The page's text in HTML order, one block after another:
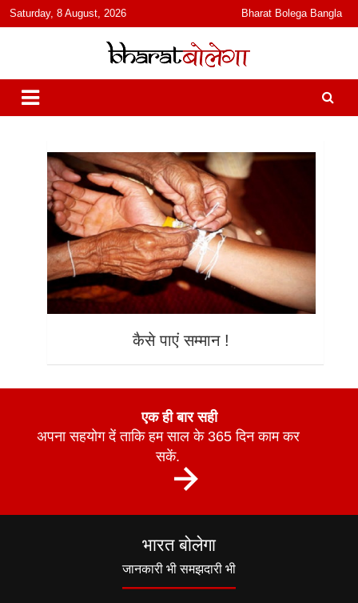
content
Saturday, 8 August, 2026 Bharat Bolega Bangla
भारत बोलेगा
हिंदी में समाचार, विचार, ऑडियो, वीडियो और फ़ीचर. भारत बोलेगा हिंदी न्यूज़ वेबसाइट
India: News, Views, Info, Trends & Podcast I जानकारी भी समझदारी भी
और पॉडकास्ट
कैसे पाएं सम्मान !
एक ही बार सही
अपना सहयोग दें ताकि हम साल के 365 दिन काम कर
सकें.
भारत बोलेगा
जानकारी भी समझदारी भी